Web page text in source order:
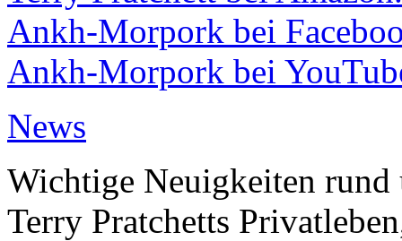
Ankh-Morpork bei
Ankh-Morpork bei
News
Wichtige Neuigkeiten rund
Terry Pratchetts